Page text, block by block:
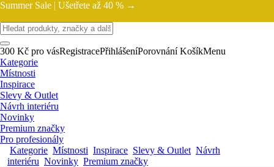
Summer Sale | Ušetřete až 40 % →
300 Kč pro vásRegistracePřihlášeníPorovnání KošíkMenu
Kategorie
Místnosti
Inspirace
Slevy & Outlet
Návrh interiéru
Novinky
Premium značky
Pro profesionály
Kategorie Místnosti Inspirace Slevy & Outlet Návrh
interiéru Novinky Premium značky